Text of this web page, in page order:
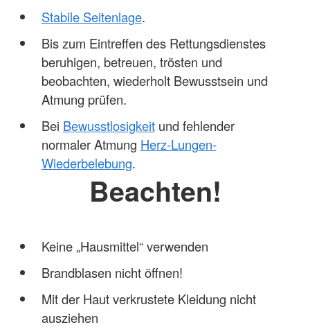
Stabile Seitenlage.
Bis zum Eintreffen des Rettungsdienstes
beruhigen, betreuen, trösten und
beobachten, wiederholt Bewusstsein und
Atmung prüfen.
Bei Bewusstlosigkeitund fehlender
normaler Atmung Herz-Lungen-
Wiederbelebung.
Beachten!
Keine „Hausmittel“ verwenden
Brandblasen nicht öffnen!
Mit der Haut verkrustete Kleidung nicht
ausziehen